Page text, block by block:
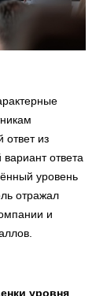
ответ из
ответа
уровень
отражал
и
уровня